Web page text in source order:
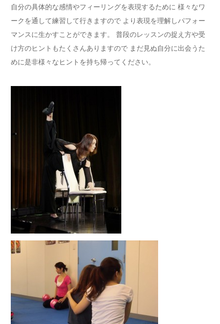
自分の具体的な感情やフィーリングを表現するために 様々なワ
ークを通して練習して行きますので より表現を理解しパフォー
マンスに生かすことができます。 普段のレッスンの捉え方や受
け方のヒントもたくさんありますので まだ見ぬ自分に出会うた
めに是非様々なヒントを持ち帰ってください。